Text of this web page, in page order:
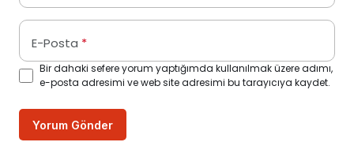
E-Posta *
Bir dahaki sefere yorum yaptığımda kullanılmak üzere adımı,
e-posta adresimi ve web site adresimi bu tarayıcıya kaydet.
Yorum Gönder